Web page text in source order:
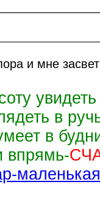
и мне
в
в
впрямь-